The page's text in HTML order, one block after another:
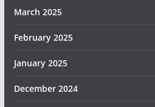
March 2025
February 2025
January 2025
December 2024